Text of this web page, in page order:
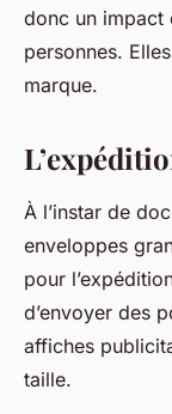
donc un impact
personnes.
marque.
À l’instar de
enveloppes
pour
d’envoyer des
affiches
taille.